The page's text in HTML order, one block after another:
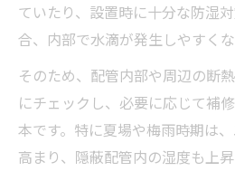
ていたり、設置時に十分な防湿
合、内部で水滴が発生しやすくな
そのため、配管内部や周辺の断
にチェックし、必要に応じて補
本です。特に夏場や梅雨時期は
高まり、隠蔽配管内の湿度も上昇